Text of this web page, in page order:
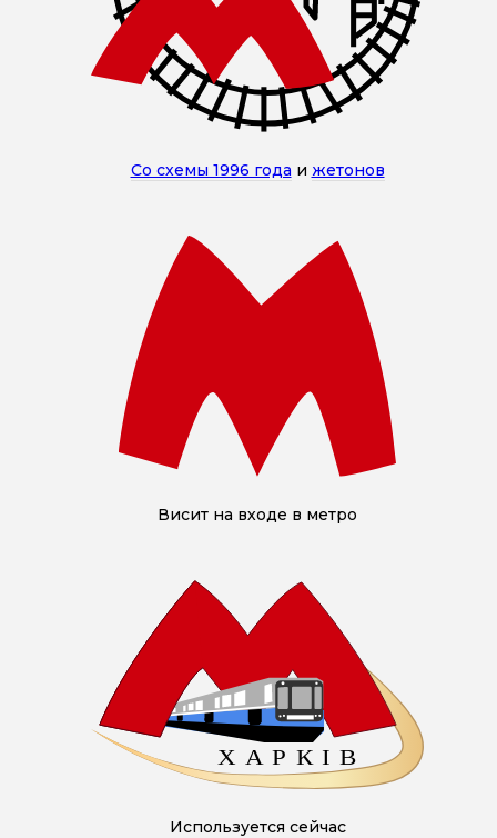
Со схемы 1996 года и жетонов
Висит на входе в метро
Используется сейчас